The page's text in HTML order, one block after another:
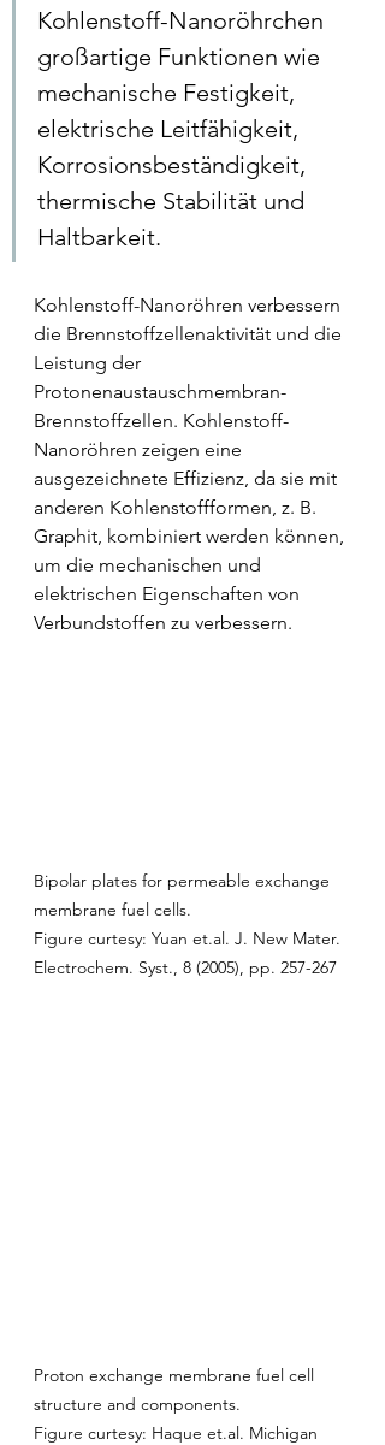
Kohlenstoff-Nanoröhrchen
großartige Funktionen wie
mechanische Festigkeit,
elektrische Leitfähigkeit,
Korrosionsbeständigkeit,
thermische Stabilität und
Haltbarkeit.
Kohlenstoff-Nanoröhren verbessern
die Brennstoffzellenaktivität und die
Leistung der
Protonenaustauschmembran-
Brennstoffzellen. Kohlenstoff-
Nanoröhren zeigen eine
ausgezeichnete Effizienz, da sie mit
anderen Kohlenstoffformen, z. B.
Graphit, kombiniert werden können,
um die mechanischen und
elektrischen Eigenschaften von
Verbundstoffen zu verbessern.
Bipolar plates for permeable exchange
membrane fuel cells.
Figure curtesy: Yuan et.al. J. New Mater.
Electrochem. Syst., 8 (2005), pp. 257-267
Proton exchange membrane fuel cell
structure and components.
Figure curtesy: Haque et.al. Michigan